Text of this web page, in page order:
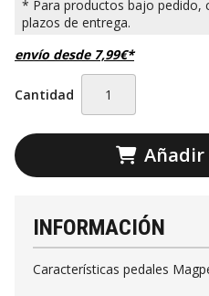
envío desde 7,99€*
Cantidad
Añadir
INFORMACIÓN
Características pedales